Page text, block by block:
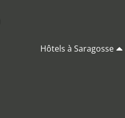
Hôtels à Saragosse